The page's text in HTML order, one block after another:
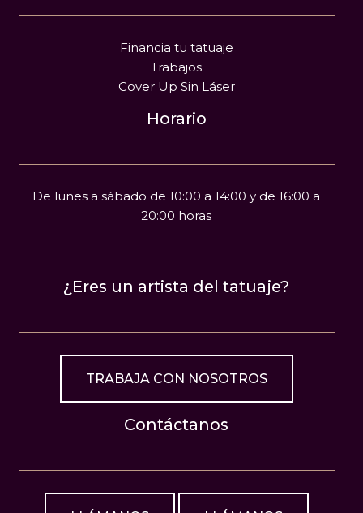
Financia tu tatuaje
Trabajos
Cover Up Sin Láser
Horario
De lunes a sábado de 10:00 a 14:00 y de 16:00 a
20:00 horas
¿Eres un artista del tatuaje?
TRABAJA CON NOSOTROS
Contáctanos